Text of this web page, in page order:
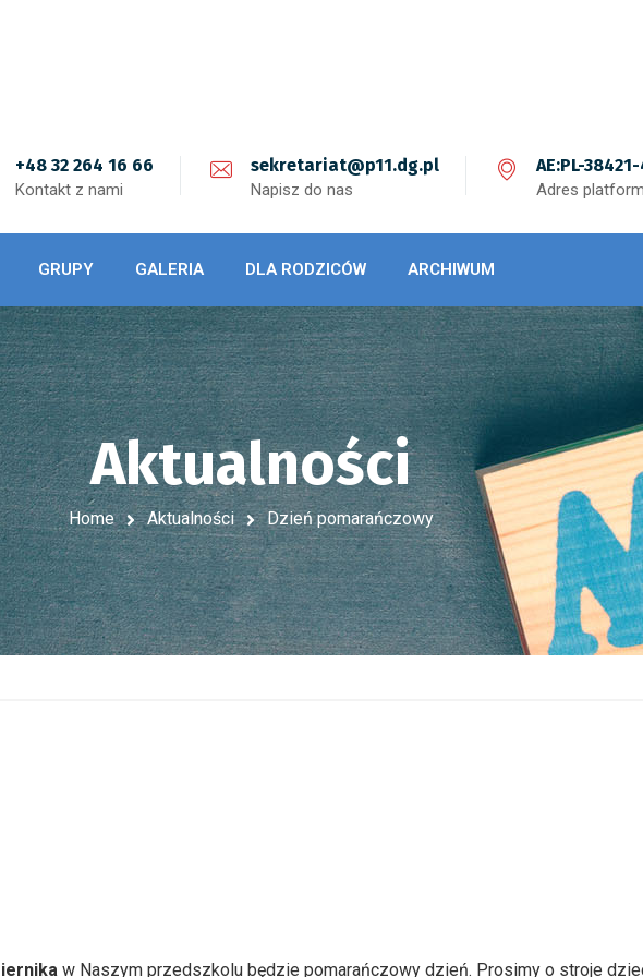
+48 32 264 16 66
Kontakt z nami
sekretariat@p11.dg.pl
Napisz do nas
AE:PL-
Adres
GRUPY GALERIA DLA RODZICÓW ARCHIWUM
Aktualności
Home Aktualności Dzień pomarańczowy
w Naszym przedszkolu będzie pomarańczowy dzień. Prosimy o stroje